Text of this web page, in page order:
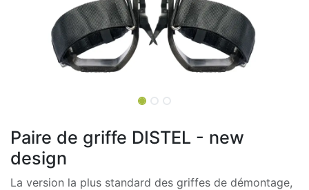
Paire de griffe DISTEL - new
design
La version la plus standard des griffes de démontage,